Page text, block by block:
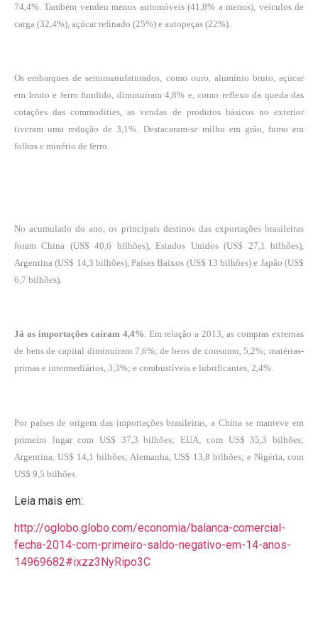
74,4%. Também vendeu menos automóveis (41,8% a menos), veículos de
carga (32,4%), açúcar refinado (25%) e autopeças (22%).
Os embarques de semimanufaturados, como ouro, alumínio bruto, açúcar
em bruto e ferro fundido, diminuíram 4,8% e, como reflexo da queda das
cotações das commodities, as vendas de produtos básicos no exterior
tiveram uma redução de 3,1%. Destacaram-se milho em grão, fumo em
folhas e minério de ferro.
No acumulado do ano, os principais destinos das exportações brasileiras
foram China (US$ 40,6 bilhões), Estados Unidos (US$ 27,1 bilhões),
Argentina (US$ 14,3 bilhões), Países Baixos (US$ 13 bilhões) e Japão (US$
6,7 bilhões).
Já as importações caíram 4,4%. Em relação a 2013, as compras externas
de bens de capital diminuíram 7,6%; de bens de consumo, 5,2%; matérias-
primas e intermediários, 3,3%; e combustíveis e lubrificantes, 2,4%.
Por países de origem das importações brasileiras, a China se manteve em
primeiro lugar com US$ 37,3 bilhões; EUA, com US$ 35,3 bilhões;
Argentina, US$ 14,1 bilhões; Alemanha, US$ 13,8 bilhões; e Nigéria, com
US$ 9,5 bilhões.
Leia mais em:
http://oglobo.globo.com/economia/balanca-comercial-
fecha-2014-com-primeiro-saldo-negativo-em-14-anos-
14969682#ixzz3NyRipo3C